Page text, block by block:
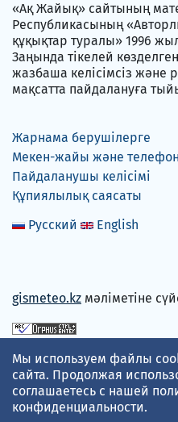
«Ақ Жайық» сайтының
Республикасының
құқықтар туралы» 1996
Заңында тікелей
жазбаша келісімсіз және
мақсатта пайдалануға
Жарнама берушілерге
Мекен-жайы және
Пайдаланушы келісімі
Құпиялылық саясаты
Русский
English
gismeteo.kz мәліметіне
Төлем карталарын
Мы используем файлы
сайта. Продолжая
соглашаетесь с нашей
конфиденциальности.